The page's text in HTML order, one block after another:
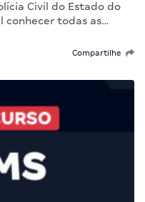
Civil do Estado do
conhecer todas as…
Compartilhe